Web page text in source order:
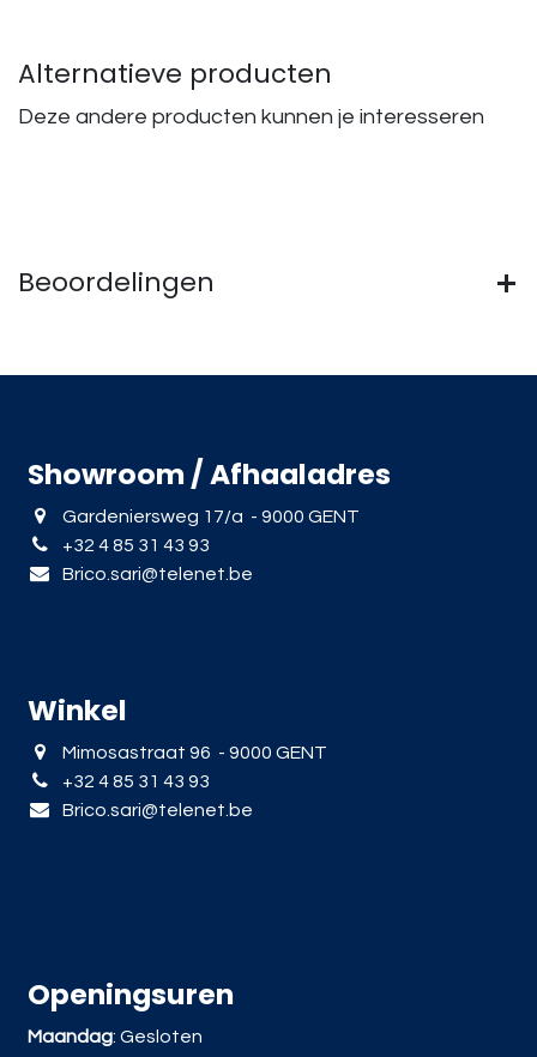
Alternatieve producten
Deze andere producten kunnen je interesseren
Beoordelingen
Showroom / Afhaaladres
Gardeniersweg 17/a - 9000 GENT
+32 4 85 31 43 93
Brico.sari@telenet.be
Winkel
Mimosastraat 96 - 9000 GENT
+32 4 85 31 43 93
Brico.sari@telenet.be
Openingsuren
Maandag: Gesloten